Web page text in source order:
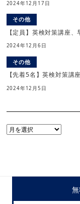
2024年12月17日
その他
【定員】英検対策講座
2024年12月6日
その他
【先着5名】英検対策講
2024年12月5日
月